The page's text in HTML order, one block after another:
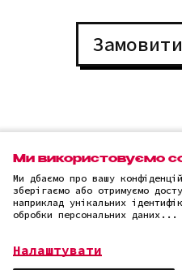
Усі
Ми використовуємо
Ми дбаємо про вашу
зберігаємо або отримуємо
наприклад унікальних
обробки персональних даних...
Налаштувати